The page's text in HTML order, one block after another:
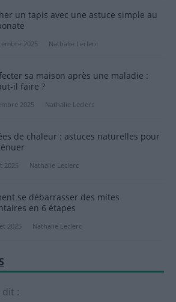
un tapis avec une astuce simple au
2025 Nathalie Leclerc
sa maison après une maladie :
il faire ?
2025 Nathalie Leclerc
de chaleur : astuces naturelles pour
2025 Nathalie Leclerc
se débarrasser des mites
en 6 étapes
2025 Nathalie Leclerc
dit :